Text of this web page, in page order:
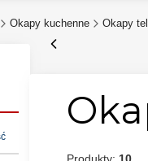
Okapy kuchenne Okapy